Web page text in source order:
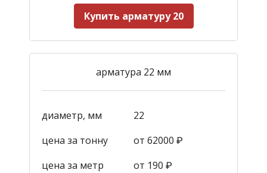
Купить арматуру 20
арматура 22 мм
диаметр, мм
22
цена за тонну
от 62000 ₽
цена за метр
от 190 ₽